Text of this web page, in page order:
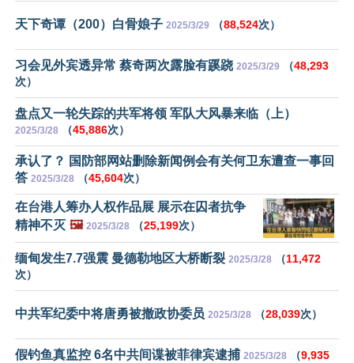
天下奇谭（200）白骨娘子 2025/3/29 （88,524次）
习会见外宾透异常 蔡奇两次露脸有蹊跷 2025/3/29 （48,293
次）
盘点又一轮失踪的共军将领 军队大风暴来临（上）
2025/3/28 （45,886次）
承认了？ 国防部网站删除新闻例会有关何卫东遭查一事回
答 2025/3/28 （45,604次）
在台港人筹办人权作品展 展示在囚者抗争
精神不灭 🖼️ 2025/3/28 （25,199次）
缅甸发生7.7强震 曼德勒地区大桥断裂 2025/3/28 （11,472
次）
中共军纪委中将唐勇被撤政协委员 2025/3/28 （28,039次）
假钓鱼真监控 6名中共间谍被菲律宾逮捕 2025/3/28 （9,935